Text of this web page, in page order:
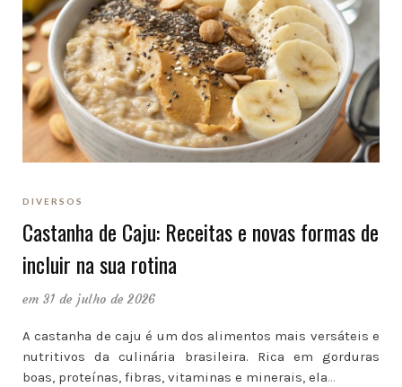
DIVERSOS
Castanha de Caju: Receitas e novas formas de
incluir na sua rotina
em 31 de julho de 2026
A castanha de caju é um dos alimentos mais versáteis e
nutritivos da culinária brasileira. Rica em gorduras
boas, proteínas, fibras, vitaminas e minerais, ela…